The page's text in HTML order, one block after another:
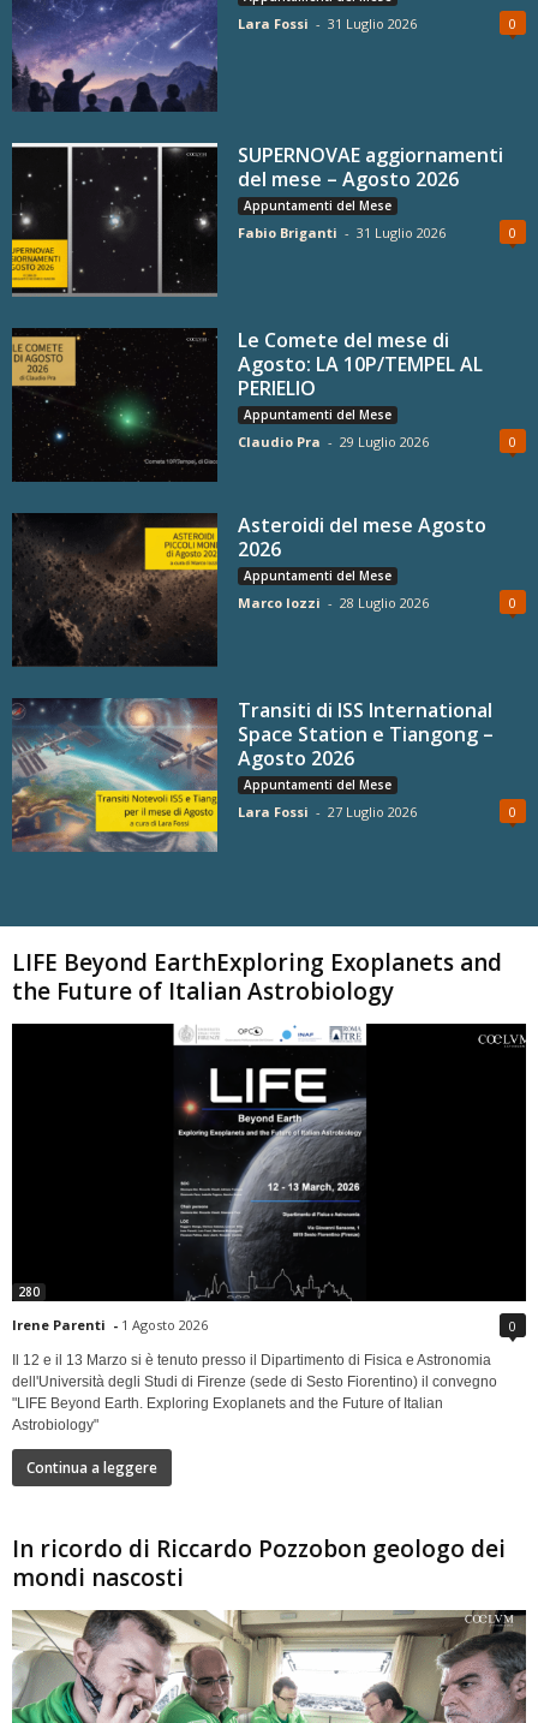
Lara Fossi - 31 Luglio 2026 0
SUPERNOVAE aggiornamenti
del mese – Agosto 2026
Appuntamenti del Mese
Fabio Briganti - 31 Luglio 2026 0
Le Comete del mese di
Agosto: LA 10P/TEMPEL AL
PERIELIO
Appuntamenti del Mese
Claudio Pra - 29 Luglio 2026 0
Asteroidi del mese Agosto
2026
Appuntamenti del Mese
Marco Iozzi - 28 Luglio 2026 0
Transiti di ISS International
Space Station e Tiangong –
Agosto 2026
Appuntamenti del Mese
Lara Fossi - 27 Luglio 2026 0
LIFE Beyond EarthExploring Exoplanets and
the Future of Italian Astrobiology
280
Irene Parenti - 1 Agosto 2026 0
Il 12 e il 13 Marzo si è tenuto presso il Dipartimento di Fisica e Astronomia
dell'Università degli Studi di Firenze (sede di Sesto Fiorentino) il convegno
"LIFE Beyond Earth. Exploring Exoplanets and the Future of Italian
Astrobiology"
Continua a leggere
In ricordo di Riccardo Pozzobon geologo dei
mondi nascosti